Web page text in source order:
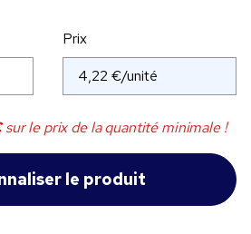
Prix
sur le prix de la quantité minimale !